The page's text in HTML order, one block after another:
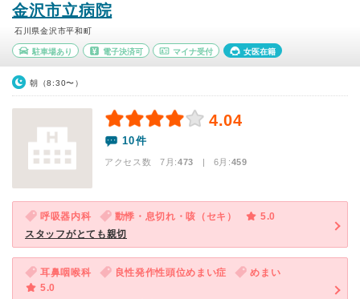
金沢市立病院
石川県金沢市平和町
駐車場あり 電子決済可 マイナ受付 女医在籍
朝（8:30〜）
4.04
10件
アクセス数 7月:473 | 6月:459
呼吸器内科 動悸・息切れ・咳（セキ）
5.0
スタッフがとても親切
耳鼻咽喉科 良性発作性頭位めまい症
めまい
5.0